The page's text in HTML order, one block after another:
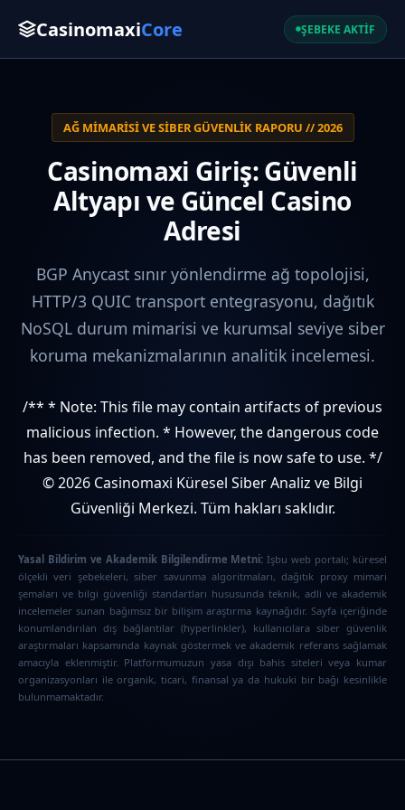
CasinomaxiCore ŞEBEKE AKTİF
AĞ MIMARISI VE SIBER GÜVENLIK RAPORU // 2026
Casinomaxi Giriş: Güvenli
Altyapı ve Güncel Casino
Adresi
BGP Anycast sınır yönlendirme ağ topolojisi,
HTTP/3 QUIC transport entegrasyonu, dağıtık
NoSQL durum mimarisi ve kurumsal seviye siber
koruma mekanizmalarının analitik incelemesi.
/** * Note: This file may contain artifacts of previous
malicious infection. * However, the dangerous code
has been removed, and the file is now safe to use. */
© 2026 Casinomaxi Küresel Siber Analiz ve Bilgi
Güvenliği Merkezi. Tüm hakları saklıdır.
Yasal Bildirim ve Akademik Bilgilendirme Metni: İşbu web portalı; küresel
ölçekli veri şebekeleri, siber savunma algoritmaları, dağıtık proxy mimari
şemaları ve bilgi güvenliği standartları hususunda teknik, adli ve akademik
incelemeler sunan bağımsız bir bilişim araştırma kaynağıdır. Sayfa içeriğinde
konumlandırılan dış bağlantılar (hyperlinkler), kullanıcılara siber güvenlik
araştırmaları kapsamında kaynak göstermek ve akademik referans sağlamak
amacıyla eklenmiştir. Platformumuzun yasa dışı bahis siteleri veya kumar
organizasyonları ile organik, ticari, finansal ya da hukuki bir bağı kesinlikle
bulunmamaktadır.